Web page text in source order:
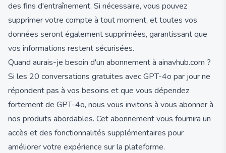
des fins d'entraînement. Si nécessaire, vous pouvez
supprimer votre compte à tout moment, et toutes vos
données seront également supprimées, garantissant que
vos informations restent sécurisées.
Quand aurais-je besoin d'un abonnement à ainavhub.com ?
Si les 20 conversations gratuites avec GPT-4o par jour ne
répondent pas à vos besoins et que vous dépendez
fortement de GPT-4o, nous vous invitons à vous abonner à
nos produits abordables. Cet abonnement vous fournira un
accès et des fonctionnalités supplémentaires pour
améliorer votre expérience sur la plateforme.